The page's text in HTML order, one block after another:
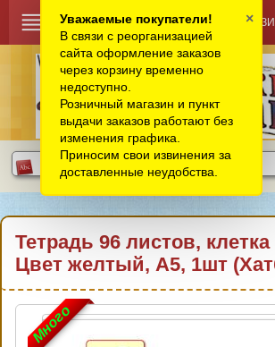
Тетрадь 96 листов,
Цвет желтый, А5, 1шт
Много
Уважаемые покупатели!
В связи с реорганизацией
сайта оформление заказов
через корзину временно
недоступно.
Розничный магазин и пункт
выдачи заказов работают без
изменения графика.
Приносим свои извинения за
доставленные неудобства.
×